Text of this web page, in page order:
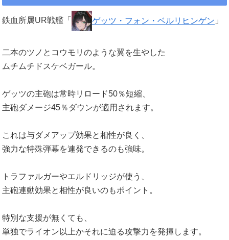
鉄血所属UR戦艦「 ゲッツ・フォン・ベルリヒンゲン 」
二本のツノとコウモリのような翼を生やした
ムチムチドスケベガール。
ゲッツの主砲は常時リロード50％短縮、
主砲ダメージ45％ダウンが適用されます。
これは与ダメアップ効果と相性が良く、
強力な特殊弾幕を連発できるのも強味。
トラファルガーやエルドリッジが使う、
主砲連動効果と相性が良いのもポイント。
特別な支援が無くても、
単独でライオン以上かそれに迫る攻撃力を発揮します。